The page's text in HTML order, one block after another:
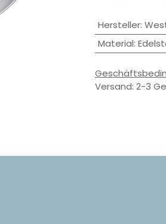
Hersteller:
Material:
Versand: 2-3